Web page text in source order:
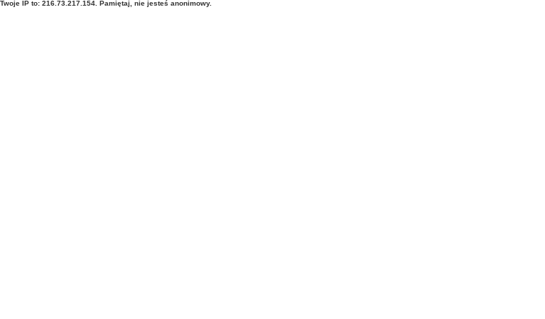
Twoje IP to: 216.73.217.154. Pamiętaj, nie jesteś anonimowy.